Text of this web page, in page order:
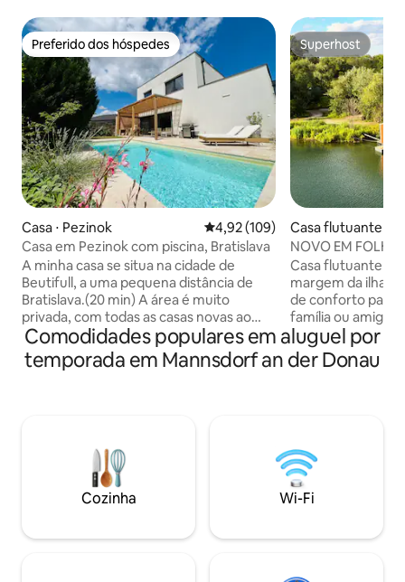
Preferido dos hóspedes
Preferido dos hóspedes
Casa ⋅ Pezinok 4,92 de uma avaliação média de
4,92 (109)
Casa em Pezinok com piscina, Bratislava
A minha casa se situa na cidade de
Beutifull, a uma pequena distância de
Bratislava.(20 min) A área é muito
privada, com todas as casas novas ao
redor, muito perto de vinhedos e
bosques nas proximidades. É adequado
para 6 pessoas. A área do andar de baixo
forno,micro-ondas e todos os aparelhos
elétricos necessários. No andar de cima
tem 3 quartos grandes. Todos os
quartos têm smart tv. Um banheiro com
máquina de lavar roupa. A casa é
Superhost
Superhost
Casa flutuante ⋅
NOVO EM
condicionado,
churrasqueira
Casa flutuante
margem da ilha.
de conforto para
família ou
churrasco no
pratique SUP ou
com vista para a
PrimeVideo,
estacionamento
Ar-condicionado
(carvão vegetal) -
Comodidades populares em aluguel por
temporada em Mannsdorf an der Donau
Cozinha Wi-Fi